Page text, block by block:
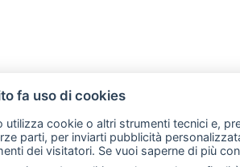
351 3481257 - E-mail:
LeccoOnline RSS Made byVIP
fa uso di cookies
utilizza cookie o altri strumenti tecnici e,
parti, per inviarti pubblicità
dei visitatori. Se vuoi saperne di più